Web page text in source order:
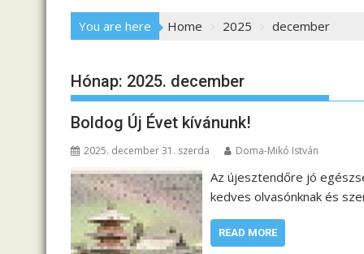
You are here Home 2025 december
Hónap: 2025. december
Boldog Új Évet kívánunk!
2025. december 31. szerda Doma-Mikó István
Az újesztendőre jó
kedves olvasónknak és
READ MORE